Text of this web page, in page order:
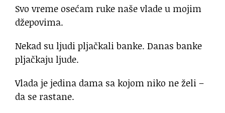
Svo vreme osećam ruke naše vlade u mojim
džepovima.
Nekad su ljudi pljačkali banke. Danas banke
pljačkaju ljude.
Vlada je jedina dama sa kojom niko ne želi –
da se rastane.